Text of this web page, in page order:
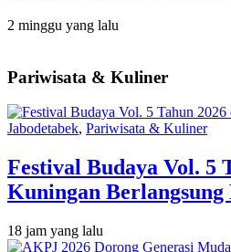
2 minggu yang lalu
Pariwisata & Kuliner
Jabodetabek, Pariwisata & Kuliner
Festival Budaya Vol. 5
Kuningan
18 jam yang lalu